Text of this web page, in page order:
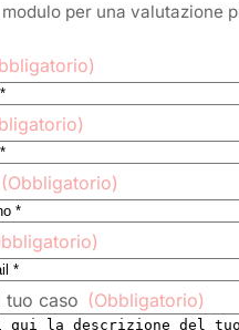
per una valutazione
(Obbligatorio)
tuo caso (Obbligatorio)